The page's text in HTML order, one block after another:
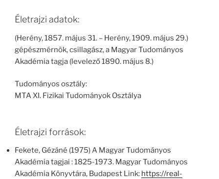
Életrajzi adatok:
(Herény, 1857. május 31. – Herény, 1909. május 29.)
gépészmérnök, csillagász, a Magyar Tudományos
Akadémia tagja (levelező 1890. május 8.)
Tudományos osztály:
MTA XI. Fizikai Tudományok Osztálya
Életrajzi források:
Fekete, Gézáné (1975) A Magyar Tudományos
Akadémia tagjai : 1825-1973. Magyar Tudományos
Akadémia Könyvtára, Budapest Link: https://real-